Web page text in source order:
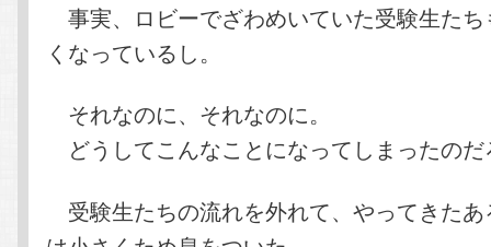
事実、ロビーでざわめいていた受験生た
くなっているし。
それなのに、それなのに。
どうしてこんなことになってしまったのだ
受験生たちの流れを外れて、やってきた